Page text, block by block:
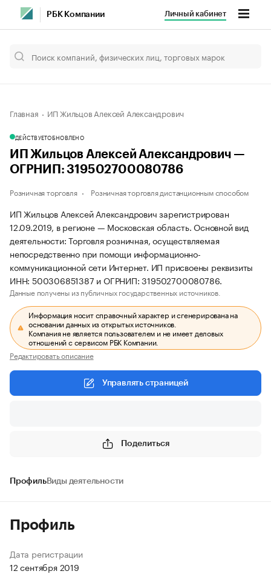
РБК Компании Личный кабинет
Главная ИП Жильцов Алексей Александрович
ДЕЙСТВУЕТОБНОВЛЕНО
ИП Жильцов Алексей Александрович —
ОГРНИП: 319502700080786
Розничная торговля Розничная торговля дистанционным способом
ИП Жильцов Алексей Александрович зарегистрирован
12.09.2019, в регионе — Московская область. Основной вид
деятельности: Торговля розничная, осуществляемая
непосредственно при помощи информационно-
коммуникационной сети Интернет. ИП присвоены реквизиты
ИНН: 500306851387 и ОГРНИП: 319502700080786.
Данные получены из публичных государственных источников.
Информация носит справочный характер и сгенерирована на
основании данных из открытых источников.
Компания не является пользователем и не имеет деловых
отношений с сервисом РБК Компании.
Редактировать описание
Управлять страницей
Поделиться
ПрофильВиды деятельности
Профиль
Дата регистрации
12 сентября 2019